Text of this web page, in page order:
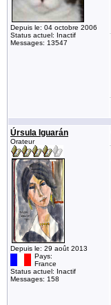
Depuis le: 04 octobre 2006
Status actuel: Inactif
Messages: 13547
Úrsula Iguarán
Orateur
Depuis le: 29 août 2013
Pays:
France
Status actuel: Inactif
Messages: 158